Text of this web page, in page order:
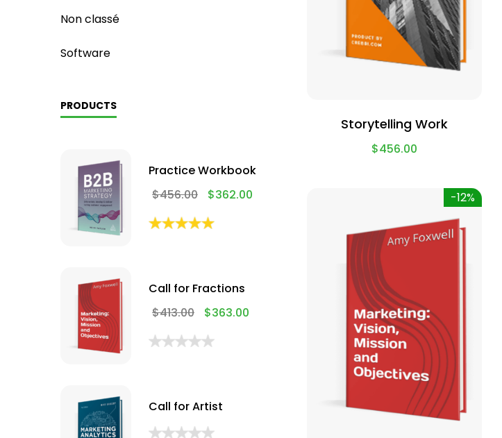
Non classé
Software
PRODUCTS
Practice Workbook
$456.00 $362.00
Call for Fractions
$413.00 $363.00
Call for Artist
Storytelling Work
$456.00
-12%